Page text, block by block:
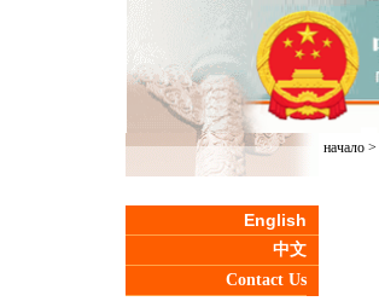
English
中文
Contact Us
начало>